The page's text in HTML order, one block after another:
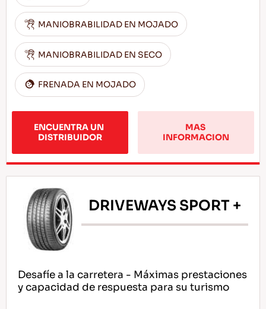
MANIOBRABILIDAD EN MOJADO
MANIOBRABILIDAD EN SECO
FRENADA EN MOJADO
ENCUENTRA UN
DISTRIBUIDOR
MAS
INFORMACION
DRIVEWAYS SPORT +
Desafíe a la carretera - Máximas prestaciones
y capacidad de respuesta para su turismo